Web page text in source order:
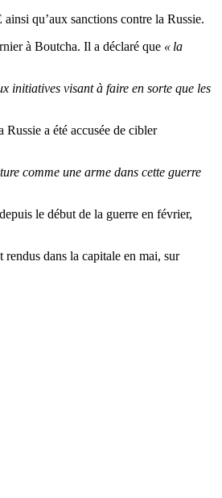
qu’aux sanctions contre la Russie.
à Boutcha. Il a déclaré que « la
initiatives visant à faire en sorte que les
a été accusée de cibler
comme une arme dans cette guerre
le début de la guerre en février,
dans la capitale en mai, sur